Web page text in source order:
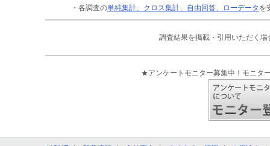
・各調査の単純集計、クロス集計、自由回答、ローデータ を
調査結果を掲載・引用いただく場
★アンケートモニター募集中！モニタ